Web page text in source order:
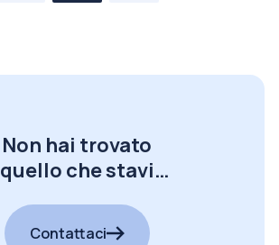
Non hai trovato
quello che stavi
Contattaci